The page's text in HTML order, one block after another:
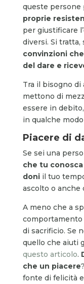
queste persone
proprie
per giustificare
diversi. Si tratta,
convinzioni
del dare e
Tra il bisogno di
mettono di
essere in
in qualche
Piacere di
Se sei una
che tu
doniil tuo
ascolto o anche
A meno che a
di sacrificio. Se
quello che aiuti
questo articolo.
che un piacere
fonte di felicità